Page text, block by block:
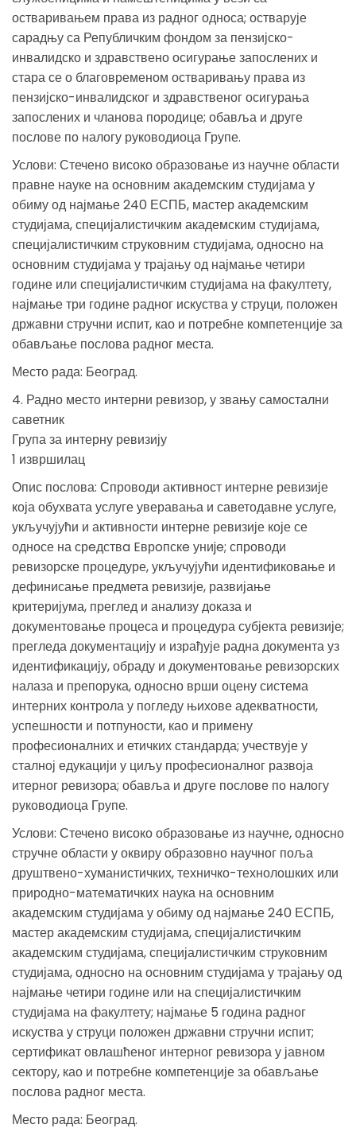
остваривањем права из радног односа; остварује
сарадњу са Републичким фондом за пензијско-
инвалидско и здравствено осигурање запослених и
стара се о благовременом остваривању права из
пензијско-инвалидског и здравственог осигурања
запослених и чланова породице; обавља и друге
послове по налогу руководиоца Групе.
Услови: Стечено високо образовање из научне области
правне науке на основним академским студијама у
обиму од најмање 240 ЕСПБ, мастер академским
студијама, специјалистичким академским студијама,
специјалистичким струковним студијама, односно на
основним студијама у трајању од најмање четири
године или специјалистичким студијама на факултету,
најмање три године радног искуства у струци, положен
државни стручни испит, као и потребне компетенције за
обављање послова радног места.
Место рада: Београд.
4. Радно место интерни ревизор, у звању самостални
саветник
Група за интерну ревизију
1 извршилац
Опис послова: Спроводи активност интерне ревизије
која обухвата услуге уверавања и саветодавне услуге,
укључујући и активности интерне ревизије које се
односе на срeдствa Eврoпскe униje; спроводи
ревизорске процедуре, укључујући идентификовање и
дефинисање предмета ревизије, развијање
критеријума, преглед и анализу доказа и
документовање процеса и процедура субјекта ревизије;
прегледа документацију и израђује радна документа уз
идентификацију, обраду и документовање ревизорских
налаза и препорука, односно врши оцену система
интерних контрола у погледу њихове адекватности,
успешности и потпуности, као и примену
професионалних и етичких стандарда; учествује у
сталној едукацији у циљу професионалног развоја
итерног ревизора; обавља и друге послове по налогу
руководиоца Групе.
Услови: Стечено високо образовање из научне, односно
стручне области у оквиру образовно научног поља
друштвено-хуманистичких, техничко-технолошких или
природно-математичких наука на основним
академским студијама у обиму од најмање 240 ЕСПБ,
мастер академским студијама, специјалистичким
академским студијама, специјалистичким струковним
студијама, односно на основним студијама у трајању од
најмање четири године или на специјалистичким
студијама на факултету; најмање 5 година радног
искуства у струци положен државни стручни испит;
сертификат овлашћеног интерног ревизора у јавном
сектору, као и потребне компетенције за обављање
послова радног места.
Место рада: Београд.